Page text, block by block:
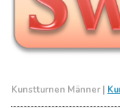
Kunstturnen Männer |